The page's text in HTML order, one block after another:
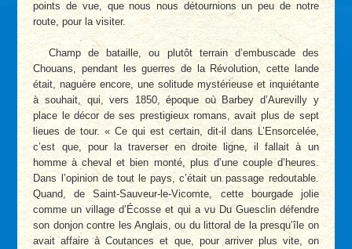
points de vue, que nous nous détournions un peu de notre
route, pour la visiter.
Champ de bataille, ou plutôt terrain d’embuscade des
Chouans, pendant les guerres de la Révolution, cette lande
était, naguère encore, une solitude mystérieuse et inquiétante
à souhait, qui, vers 1850, époque où Barbey d’Aurevilly y
place le décor de ses prestigieux romans, avait plus de sept
lieues de tour. « Ce qui est certain, dit-il dans L’Ensorcelée,
c’est que, pour la traverser en droite ligne, il fallait à un
homme à cheval et bien monté, plus d’une couple d’heures.
Dans l’opinion de tout le pays, c’était un passage redoutable.
Quand, de Saint-Sauveur-le-Vicomte, cette bourgade jolie
comme un village d’Écosse et qui a vu Du Guesclin défendre
son donjon contre les Anglais, ou du littoral de la presqu’île on
avait affaire à Coutances et que, pour arriver plus vite, on